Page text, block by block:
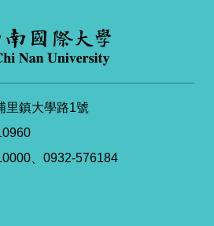
里鎮大學路1號
、0932-576184